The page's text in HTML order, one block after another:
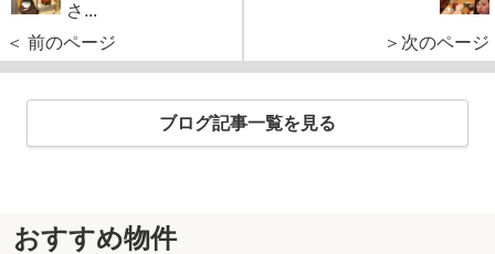
さ...
＜ 前のページ
＞次のページ
ブログ記事一覧を見る
おすすめ物件